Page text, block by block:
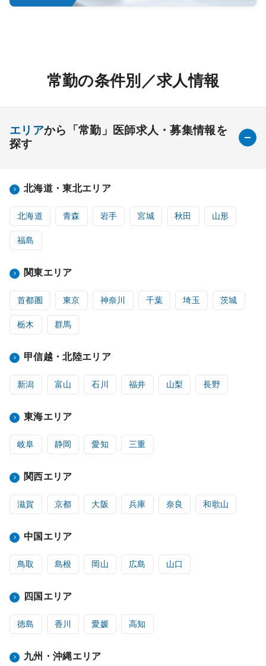
常勤の条件別／求人情報
エリアから「常勤」医師求人・募集情報を
探す
北海道・東北エリア
北海道 青森 岩手 宮城 秋田 山形
福島
関東エリア
首都圏 東京 神奈川 千葉 埼玉 茨城
栃木 群馬
甲信越・北陸エリア
新潟 富山 石川 福井 山梨 長野
東海エリア
岐阜 静岡 愛知 三重
関西エリア
滋賀 京都 大阪 兵庫 奈良 和歌山
中国エリア
鳥取 島根 岡山 広島 山口
四国エリア
徳島 香川 愛媛 高知
九州・沖縄エリア